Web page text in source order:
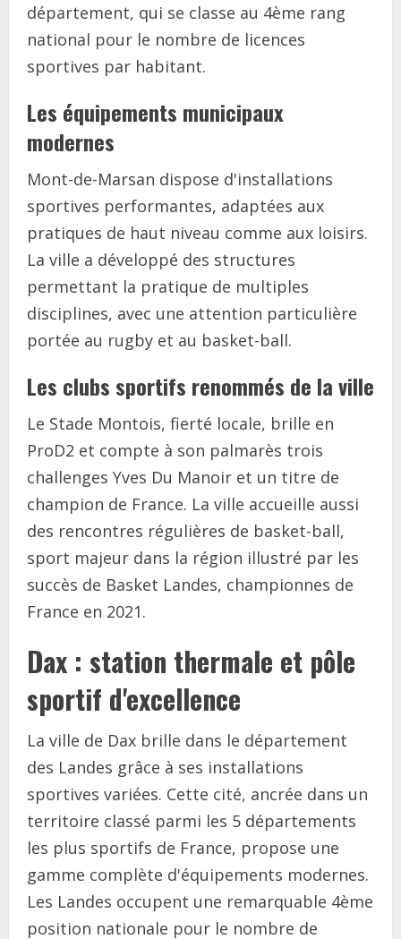
département, qui se classe au 4ème rang
national pour le nombre de licences
sportives par habitant.
Les équipements municipaux
modernes
Mont-de-Marsan dispose d'installations
sportives performantes, adaptées aux
pratiques de haut niveau comme aux loisirs.
La ville a développé des structures
permettant la pratique de multiples
disciplines, avec une attention particulière
portée au rugby et au basket-ball.
Les clubs sportifs renommés de la ville
Le Stade Montois, fierté locale, brille en
ProD2 et compte à son palmarès trois
challenges Yves Du Manoir et un titre de
champion de France. La ville accueille aussi
des rencontres régulières de basket-ball,
sport majeur dans la région illustré par les
succès de Basket Landes, championnes de
France en 2021.
Dax : station thermale et pôle
sportif d'excellence
La ville de Dax brille dans le département
des Landes grâce à ses installations
sportives variées. Cette cité, ancrée dans un
territoire classé parmi les 5 départements
les plus sportifs de France, propose une
gamme complète d'équipements modernes.
Les Landes occupent une remarquable 4ème
position nationale pour le nombre de